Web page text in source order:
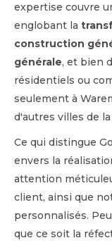
expertise couvre
englobant la
construction
générale, et bien
résidentiels ou
seulement à
d'autres villes de
Ce qui distingue
envers la
attention
client, ainsi que
personnalisés.
que ce soit la